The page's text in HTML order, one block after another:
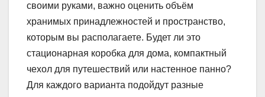
своими руками, важно оценить объём
хранимых принадлежностей и пространство,
которым вы располагаете. Будет ли это
стационарная коробка для дома, компактный
чехол для путешествий или настенное панно?
Для каждого варианта подойдут разные